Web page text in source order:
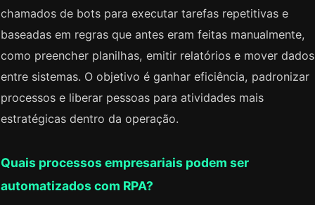
chamados de bots para executar tarefas repetitivas e
baseadas em regras que antes eram feitas manualmente,
como preencher planilhas, emitir relatórios e mover dados
entre sistemas. O objetivo é ganhar eficiência, padronizar
processos e liberar pessoas para atividades mais
estratégicas dentro da operação.
Quais processos empresariais podem ser
automatizados com RPA?